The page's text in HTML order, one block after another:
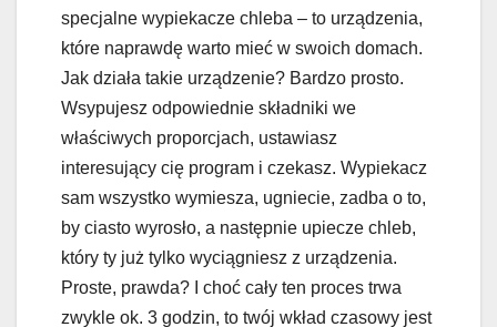
specjalne wypiekacze chleba – to urządzenia,
które naprawdę warto mieć w swoich domach.
Jak działa takie urządzenie? Bardzo prosto.
Wsypujesz odpowiednie składniki we
właściwych proporcjach, ustawiasz
interesujący cię program i czekasz. Wypiekacz
sam wszystko wymiesza, ugniecie, zadba o to,
by ciasto wyrosło, a następnie upiecze chleb,
który ty już tylko wyciągniesz z urządzenia.
Proste, prawda? I choć cały ten proces trwa
zwykle ok. 3 godzin, to twój wkład czasowy jest